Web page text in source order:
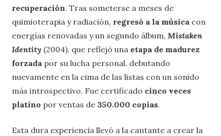
recuperación. Tras someterse a meses de
quimioterapia y radiación, regresó a la música con
energías renovadas y un segundo álbum, Mistaken
Identity (2004), que reflejó una etapa de madurez
forzada por su lucha personal, debutando
nuevamente en la cima de las listas con un sonido
más introspectivo. Fue certificado cinco veces
platino por ventas de 350.000 copias.
Esta dura experiencia llevó a la cantante a crear la